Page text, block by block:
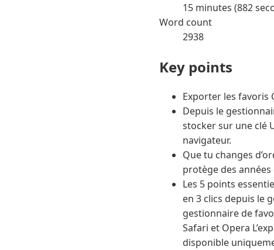
15 minutes (882
Word count
2938
Key points
Exporter les favoris
Depuis le
stocker sur une clé
navigateur.
Que tu changes
protège des
Les 5 points
en 3 clics depuis le
gestionnaire de
Safari et Opera
disponible